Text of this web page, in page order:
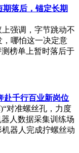
这一趋势不仅为网
个社会的数字化进
落后，锚定长期
强调，字节跳动不
哪怕这一决定意
榜单上暂时落后于
赴千行百业新岗位
对准螺丝孔，力度
人数据采集训练场
器人完成拧螺丝动